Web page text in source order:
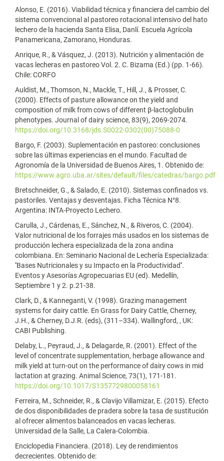
Alonso, E. (2016). Viabilidad técnica y financiera del cambio del
sistema convencional al pastoreo rotacional intensivo del hato
lechero de la hacienda Santa Elisa, Danlí. Escuela Agrícola
Panamericana, Zamorano, Honduras.
Anrique, R., & Vásquez, J. (2013). Nutrición y alimentación de
vacas lecheras en pastoreo Vol. 2. C. Bizama (Ed.) (pp. 1-66).
Chile: CORFO
Auldist, M., Thomson, N., Mackle, T., Hill, J., & Prosser, C.
(2000). Effects of pasture allowance on the yield and
composition of milk from cows of different β-lactoglobulin
phenotypes. Journal of dairy science, 83(9), 2069-2074.
https://doi.org/10.3168/jds.S0022-0302(00)75088-0
Bargo, F. (2003). Suplementación en pastoreo: conclusiones
sobre las últimas experiencias en el mundo. Facultad de
Agronomía de la Universidad de Buenos Aires, 1. Obtenido de:
https://www.agro.uba.ar/sites/default/files/catedras/bargo.pdf
Bretschneider, G., & Salado, E. (2010). Sistemas confinados vs.
pastoriles. Ventajas y desventajas. Ficha Técnica N°8.
Argentina: INTA-Proyecto Lechero.
Carulla, J., Cárdenas, E., Sánchez, N., & Riveros, C. (2004).
Valor nutricional de los forrajes más usados en los sistemas de
producción lechera especializada de la zona andina
colombiana. En: Seminario Nacional de Lechería Especializada:
''Bases Nutricionales y su Impacto en la Productividad''.
Eventos y Asesorías Agropecuarias EU (ed). Medellín,
Septiembre 1 y 2. p.21-38.
Clark, D., & Kanneganti, V. (1998). Grazing management
systems for dairy cattle. En Grass for Dairy Cattle, Cherney,
J.H., & Cherney, D.J.R. (eds), (311–334). Wallingford, , UK:
CABI Publishing.
Delaby, L., Peyraud, J., & Delagarde, R. (2001). Effect of the
level of concentrate supplementation, herbage allowance and
milk yield at turn-out on the performance of dairy cows in mid
lactation at grazing. Animal Science, 73(1), 171-181.
https://doi.org/10.1017/S1357729800058161
Ferreira, M., Schneider, R., & Clavijo Villamizar, E. (2015). Efecto
de dos disponibilidades de pradera sobre la tasa de sustitución
al ofrecer alimentos balanceados en vacas lecheras.
Universidad de la Salle, La Calera-Colombia.
Enciclopedia Financiera. (2018). Ley de rendimientos
decrecientes. Obtenido de: